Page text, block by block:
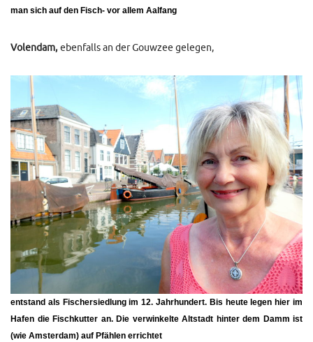
man sich auf den Fisch- vor allem Aalfang
Volendam, ebenfalls an der Gouwzee gelegen,
entstand als Fischersiedlung im 12. Jahrhundert. Bis heute legen hier im
Hafen die Fischkutter an. Die verwinkelte Altstadt hinter dem Damm ist
(wie Amsterdam) auf Pfählen errichtet